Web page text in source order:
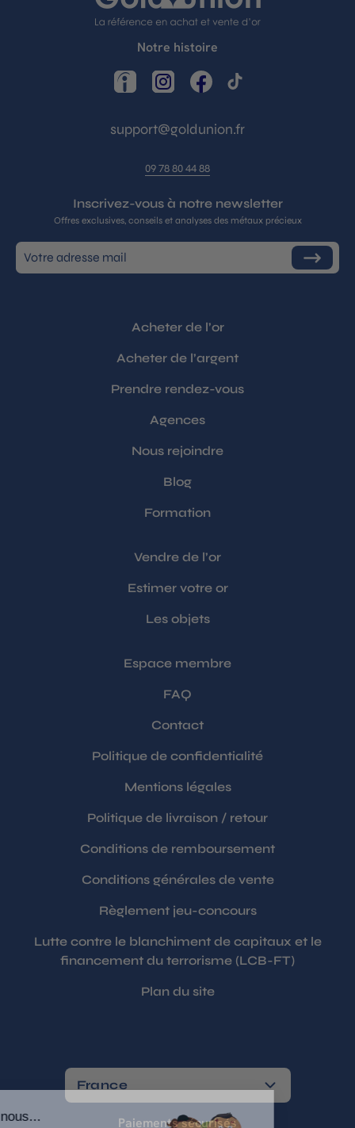
Notre histoire
LinkedIn InstagramFacebookTikTok
support@goldunion.fr
09 78 80 44 88
Inscrivez-vous à notre newsletter
Offres exclusives, conseils et analyses des métaux précieux
Inscrivez-
vous
S'inscrire
Acheter de l’or
Acheter de l’argent
Prendre rendez-vous
Agences
Nous rejoindre
Blog
Formation
Vendre de l’or
Estimer votre or
Les objets
Espace membre
FAQ
Contact
Politique de confidentialité
Mentions légales
Politique de livraison / retour
Conditions de remboursement
Conditions générales de vente
Règlement jeu-concours
Lutte contre le blanchiment de capitaux et le
financement du terrorisme (LCB-FT)
Plan du site
France
Paiements sécurisés